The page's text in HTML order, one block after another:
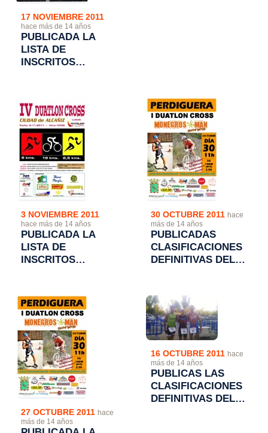
17 NOVIEMBRE 2011
hace más de 14 años
PUBLICADA LA
LISTA DE
INSCRITOS
ARMANTES"
CALATAYUD
3 NOVIEMBRE 2011
hace más de 14 años
PUBLICADA LA
LISTA DE
INSCRITOS
CROS CIUDAD DE
ALCAÑIZ"
30 OCTUBRE 2011 hace
más de 14 años
PUBLICADAS
CLASIFICACIONES
DEFINITIVAS DEL I
27 OCTUBRE 2011 hace
más de 14 años
16 OCTUBRE 2011 hace
más de 14 años
PUBLICAS LAS
CLASIFICACIONES
DEFINITIVAS DEL